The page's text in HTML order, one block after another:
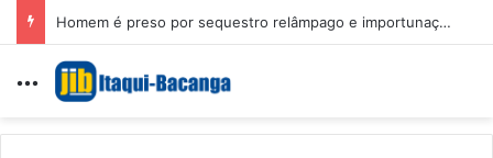
Homem é preso por sequestro relâmpago e importunação sexual em São Luís
Menu